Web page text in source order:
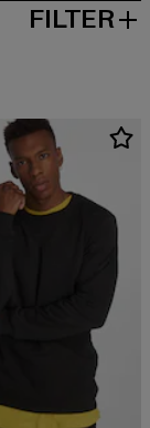
FILTER